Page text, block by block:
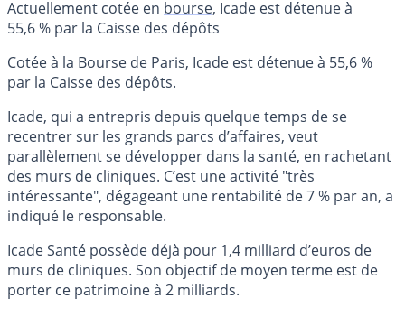
Actuellement cotée en bourse, Icade est détenue à
55,6 % par la Caisse des dépôts
Cotée à la Bourse de Paris, Icade est détenue à 55,6 %
par la Caisse des dépôts.
Icade, qui a entrepris depuis quelque temps de se
recentrer sur les grands parcs d’affaires, veut
parallèlement se développer dans la santé, en rachetant
des murs de cliniques. C’est une activité "très
intéressante", dégageant une rentabilité de 7 % par an, a
indiqué le responsable.
Icade Santé possède déjà pour 1,4 milliard d’euros de
murs de cliniques. Son objectif de moyen terme est de
porter ce patrimoine à 2 milliards.